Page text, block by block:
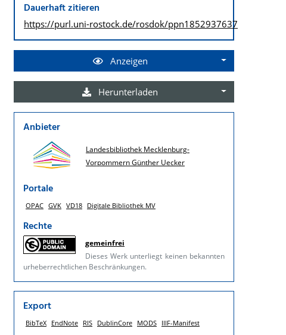
Dauerhaft zitieren
https://purl.uni-rostock.de/rosdok/ppn1852937637
Anzeigen
Herunterladen
Anbieter
Landesbibliothek Mecklenburg-
Vorpommern Günther Uecker
Portale
OPAC GVK VD18 Digitale Bibliothek MV
Rechte
gemeinfrei
Dieses Werk unterliegt keinen bekannten
urheberrechtlichen Beschränkungen.
Export
BibTeX EndNote RIS DublinCore MODS IIIF-Manifest